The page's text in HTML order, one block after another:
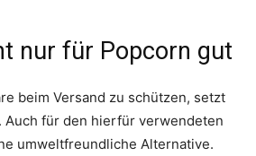
nur für Popcorn gut
beim Versand zu schützen, setzt
Auch für den hierfür verwendeten
umweltfreundliche Alternative.